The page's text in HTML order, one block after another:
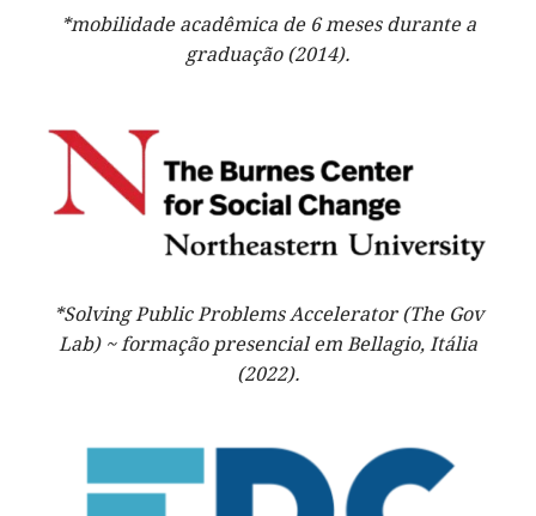
*mobilidade acadêmica de 6 meses durante a
graduação (2014).
*Solving Public Problems Accelerator (The Gov
Lab) ~ formação presencial em Bellagio, Itália
(2022).